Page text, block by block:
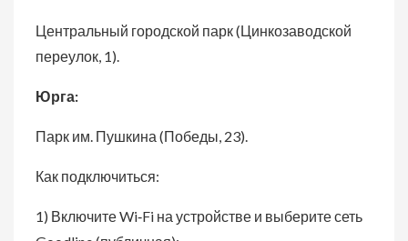
Центральный городской парк (Цинкозаводской
переулок, 1).
Юрга:
Парк им. Пушкина (Победы, 23).
Как подключиться:
1) Включите Wi‑Fi на устройстве и выберите сеть